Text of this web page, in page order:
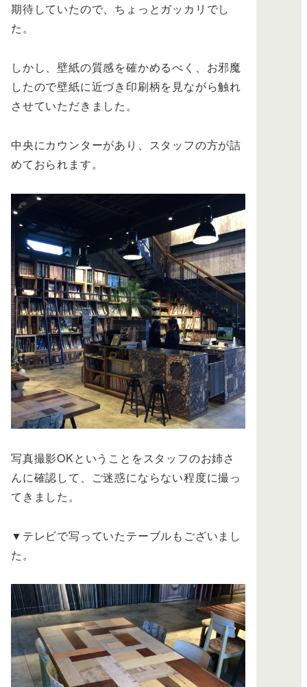
期待していたので、ちょっとガッカリでし
た。
しかし、壁紙の質感を確かめるべく、お邪魔
したので壁紙に近づき印刷柄を見ながら触れ
させていただきました。
中央にカウンターがあり、スタッフの方が詰
めておられます。
写真撮影OKということをスタッフのお姉さ
んに確認して、ご迷惑にならない程度に撮っ
てきました。
▼テレビで写っていたテーブルもございまし
た。